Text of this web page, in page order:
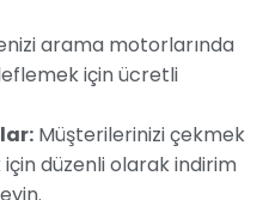
arama motorlarında
için ücretli
Müşterilerinizi çekmek
için düzenli olarak indirim